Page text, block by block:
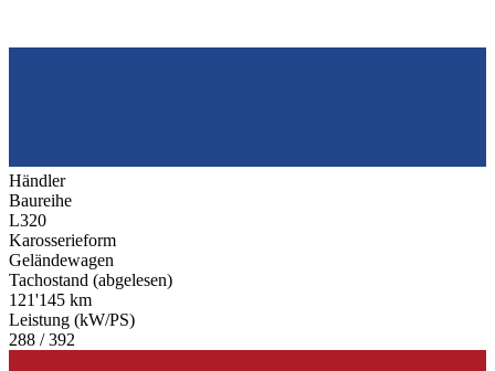
Händler
Baureihe
L320
Karosserieform
Geländewagen
Tachostand (abgelesen)
121'145 km
Leistung (kW/PS)
288 / 392